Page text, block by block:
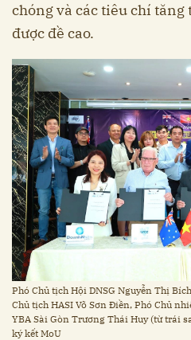
chóng và các tiêu chí
được đề cao.
Phó Chủ tịch Hội DNSG Nguyễn Thị
Chủ tịch HASI Võ Sơn Điền, Phó Chủ
YBA Sài Gòn Trương Thái Huy (từ trái
ký kết MoU